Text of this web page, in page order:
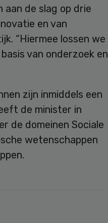
aan de slag op drie
en van
“Hiermee lossen we
van onderzoek en
zijn inmiddels een
de minister in
de domeinen Sociale
wetenschappen